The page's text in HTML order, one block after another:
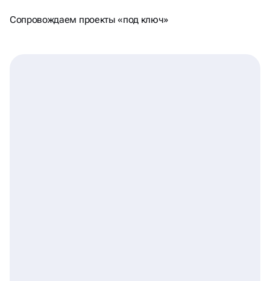
Сопровождаем проекты «под ключ»